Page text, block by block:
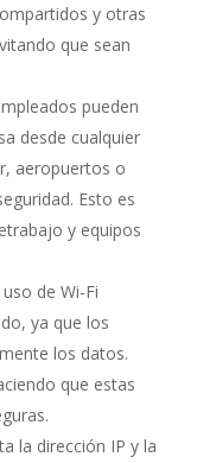
y otras
que sean
pueden
desde cualquier
aeropuertos o
Esto es
y equipos
uso de Wi-Fi
ya que los
los datos.
que estas
la dirección IP y la